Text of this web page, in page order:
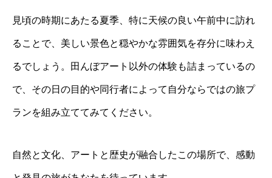
見頃の時期にあたる夏季、特に天候の良い午前中に訪れ
ることで、美しい景色と穏やかな雰囲気を存分に味わえ
るでしょう。田んぼアート以外の体験も詰まっているの
で、その日の目的や同行者によって自分ならではの旅プ
ランを組み立ててみてください。
自然と文化、アートと歴史が融合したこの場所で、感動